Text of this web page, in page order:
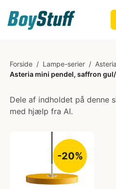
Forside / Lampe-serier / Asteria
Asteria mini pendel, saffron
Dele af indholdet på denne
med hjælp fra AI.
-20%